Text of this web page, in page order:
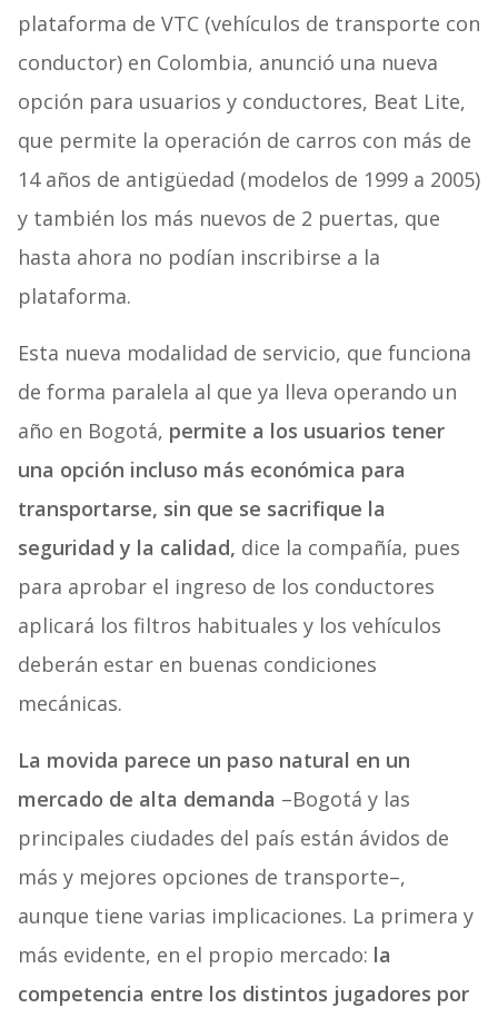
plataforma de VTC (vehículos de transporte con
conductor) en Colombia, anunció una nueva
opción para usuarios y conductores, Beat Lite,
que permite la operación de carros con más de
14 años de antigüedad (modelos de 1999 a 2005)
y también los más nuevos de 2 puertas, que
hasta ahora no podían inscribirse a la
plataforma.
Esta nueva modalidad de servicio, que funciona
de forma paralela al que ya lleva operando un
año en Bogotá, permite a los usuarios tener
una opción incluso más económica para
transportarse, sin que se sacrifique la
seguridad y la calidad, dice la compañía, pues
para aprobar el ingreso de los conductores
aplicará los filtros habituales y los vehículos
deberán estar en buenas condiciones
mecánicas.
La movida parece un paso natural en un
mercado de alta demanda –Bogotá y las
principales ciudades del país están ávidos de
más y mejores opciones de transporte–,
aunque tiene varias implicaciones. La primera y
más evidente, en el propio mercado: la
competencia entre los distintos jugadores por